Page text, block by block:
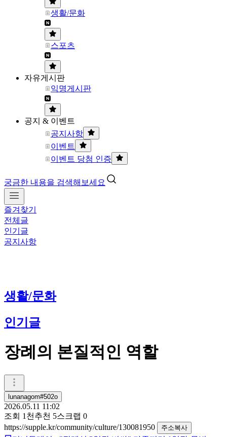
생활/문화
스포츠
자유게시판
익명게시판
공지 & 이벤트
공지사항
이벤트
이벤트 당첨 인증
궁금한 내용을 검색해보세요
즐겨찾기
전체글
인기글
공지사항
생활/문화
인기글
장례의 본질적인 역할
lunanagom#502o
2026.05.11 11:02
조회 1천 추천 5스크랩 0
https://supple.kr/community/culture/130081950
주소복사